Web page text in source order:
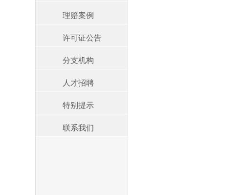
理赔案例
许可证公告
分支机构
人才招聘
特别提示
联系我们